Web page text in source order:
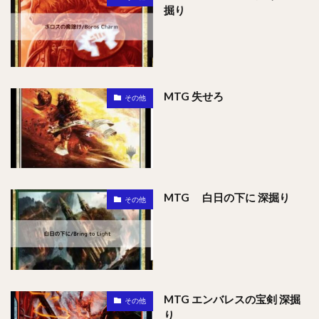
掘り
その他 MTG 失せろ
その他 MTG 白日の下に 深掘り
その他
MTG エンバレスの宝剣 深掘
り